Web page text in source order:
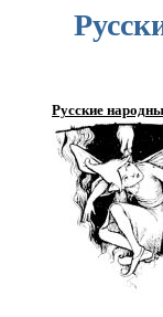
Русские